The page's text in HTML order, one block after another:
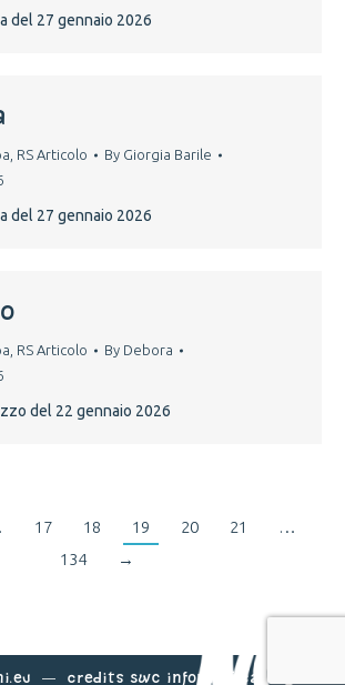
del 27 gennaio 2026
RS Articolo By Giorgia Barile
del 27 gennaio 2026
RS Articolo By Debora
del 22 gennaio 2026
17 18 19 20 21
…
134
→
— Credits Swc Informatica